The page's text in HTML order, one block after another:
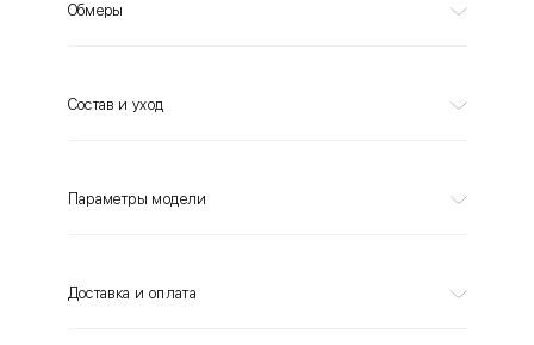
Обмеры
Состав и уход
Параметры модели
Доставка и оплата